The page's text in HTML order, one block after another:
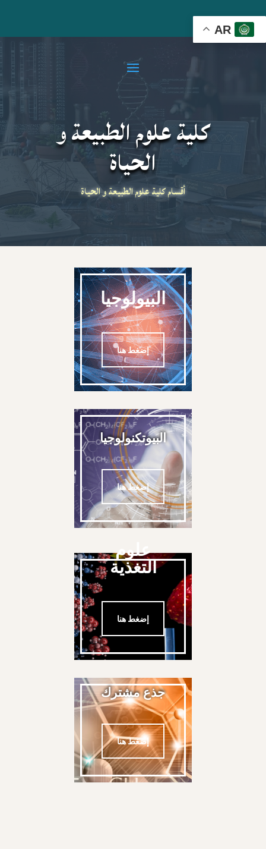
AR
كلية علوم الطبيعة و
الحياة
أقسام كلية علوم الطبيعة و الحياة
البيولوجيا
إضغط هنا
البيوتكنولوجيا
إضغط هنا
علوم
التغذية
إضغط هنا
جذع مشترك
إضغط هنا